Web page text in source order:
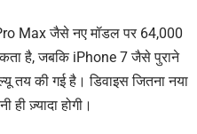
Max जैसे नए मॉडल पर 64,000
है, जबकि iPhone 7 जैसे पुराने
तय की गई है। डिवाइस जितना नया
ज़्यादा होगी।